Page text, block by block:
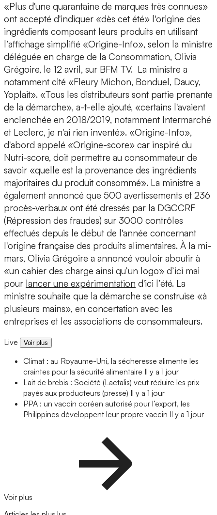
«Plus d'une quarantaine de marques très connues»
ont accepté d'indiquer «dès cet été» l'origine des
ingrédients composant leurs produits en utilisant
l’affichage simplifié «Origine-Info», selon la ministre
déléguée en charge de la Consommation, Olivia
Grégoire, le 12 avril, sur BFM TV. La ministre a
notamment cité «Fleury Michon, Bonduel, Daucy,
Yoplait». «Tous les distributeurs sont partie prenante
de la démarche», a-t-elle ajouté, «certains l'avaient
enclenchée en 2018/2019, notamment Intermarché
et Leclerc, je n'ai rien inventé». «Origine-Info»,
d'abord appelé «Origine-score» car inspiré du
Nutri-score, doit permettre au consommateur de
savoir «quelle est la provenance des ingrédients
majoritaires du produit consommé». La ministre a
également annoncé que 500 avertissements et 236
procès-verbaux ont été dressés par la DGCCRF
(Répression des fraudes) sur 3000 contrôles
effectués depuis le début de l'année concernant
l'origine française des produits alimentaires. À la mi-
mars, Olivia Grégoire a annoncé vouloir aboutir à
«un cahier des charge ainsi qu’un logo» d’ici mai
pour lancer une expérimentation d'ici l’été. La
ministre souhaite que la démarche se construise «à
plusieurs mains», en concertation avec les
entreprises et les associations de consommateurs.
Live Voir plus
Climat : au Royaume-Uni, la sécheresse alimente les
craintes pour la sécurité alimentaire Il y a 1 jour
Lait de brebis : Société (Lactalis) veut réduire les prix
payés aux producteurs (presse) Il y a 1 jour
PPA : un vaccin coréen autorisé pour l’export, les
Philippines développent leur propre vaccin Il y a 1 jour
Voir plus